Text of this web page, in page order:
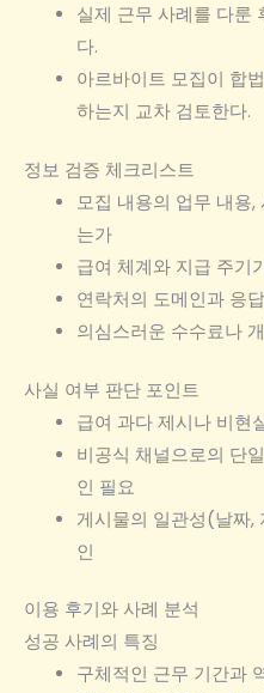
실제 근무 사례를 다룬
다.
아르바이트 모집이 합
하는지 교차 검토한다.
정보 검증 체크리스트
모집 내용의 업무 내용,
는가
급여 체계와 지급 주기
연락처의 도메인과 응
의심스러운 수수료나
사실 여부 판단 포인트
급여 과다 제시나 비현
비공식 채널으로의 단
인 필요
게시물의 일관성(날짜,
인
이용 후기와 사례 분석
성공 사례의 특징
구체적인 근무 기간과